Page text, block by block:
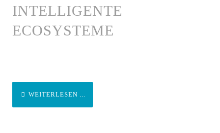
INTELLIGENTE
ECOSYSTEME
WEITERLESEN ...